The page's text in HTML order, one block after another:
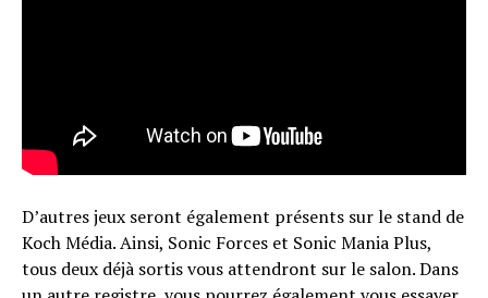
D’autres jeux seront également présents sur le stand de
Koch Média. Ainsi, Sonic Forces et Sonic Mania Plus,
tous deux déjà sortis vous attendront sur le salon. Dans